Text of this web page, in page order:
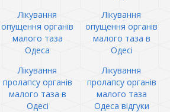
Лікування
опущення органів
малого таза
Одеса
Лікування
опущення органів
малого таза в
Одесі
Лікування
пролапсу органів
малого таза в
Одесі
Лікування
пролапсу органів
малого таза
Одеса відгуки